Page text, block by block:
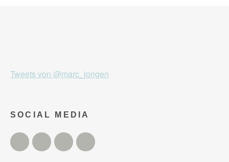
Tweets von @marc_jongen
SOCIAL MEDIA
Twitter FacebookInstagram